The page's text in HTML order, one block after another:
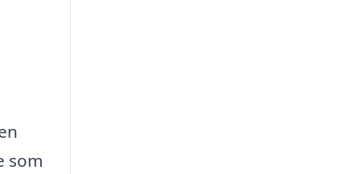
som